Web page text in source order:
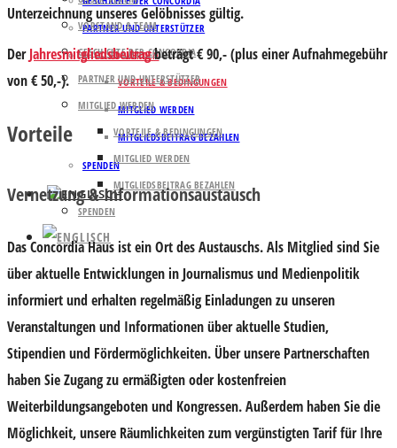
PARTNER UND UNTERSTÜTZER
MITGLIED WERDEN
VORTEILE & BEDINGUNGEN
MITGLIED WERDEN
MITGLIEDSBEITRAG BEZAHLEN
SPENDEN
VORSTAND & TEAM
GESCHICHTE DER CONCORDIA
PARTNER UND UNTERSTÜTZER
MITGLIED WERDEN
VORTEILE & BEDINGUNGEN
MITGLIED WERDEN
MITGLIEDSBEITRAG BEZAHLEN
SPENDEN
Unterzeichnung unseres Gelöbnisses gültig.
DerJahresmitgliedsbeitragbeträgt € 90,- (plus einer Aufnahmegebühr
von € 50,-).
Vorteile
Vernetzung & Informationsaustausch
Das Concordia Haus ist ein Ort des Austauschs. Als Mitglied sind Sie
über aktuelle Entwicklungen in Journalismus und Medienpolitik
informiert und erhalten regelmäßig Einladungen zu unseren
Veranstaltungen und Informationen über aktuelle Studien,
Stipendien und Fördermöglichkeiten. Über unsere Partnerschaften
haben Sie Zugang zu ermäßigten oder kostenfreien
Weiterbildungsangeboten und Kongressen. Außerdem haben Sie die
Möglichkeit, unsere Räumlichkeiten zum vergünstigten Tarif für Ihre